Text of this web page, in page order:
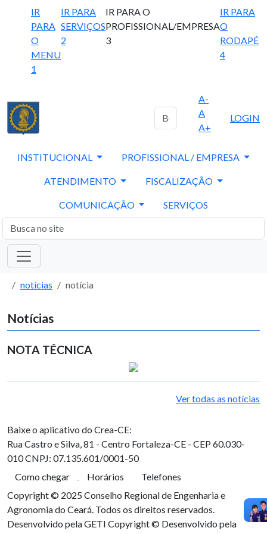
IR
PARA
O
MENU
1
IR PARA
SERVIÇOS
2
IR PARA O
PROFISSIONAL/EMPRESA
3
IR PARA
O
RODAPÉ
4
A-
A
A+
LOGIN
INSTITUCIONAL PROFISSIONAL / EMPRESA
ATENDIMENTO FISCALIZAÇÃO
COMUNICAÇÃO SERVIÇOS
notícias notícia
Notícias
NOTA TÉCNICA
Ver todas as notícias
Baixe o aplicativo do Crea-CE:
Rua Castro e Silva, 81 - Centro Fortaleza-CE - CEP 60.030-
010CNPJ: 07.135.601/0001-50
Como chegar
Horários
Telefones
Copyright © 2025 Conselho Regional de Engenharia e
Agronomia do Ceará. Todos os direitos reservados.
Desenvolvido pela GETI Copyright © Desenvolvido pela